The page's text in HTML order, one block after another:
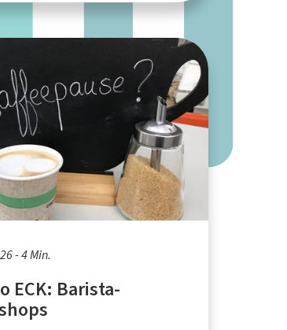
- 4 Min.
ECK: Barista-